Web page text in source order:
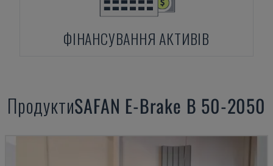
ФІНАНСУВАННЯ АКТИВІВ
ПродуктиSAFAN E-Brake B 50-2050